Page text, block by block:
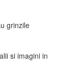
grinzile
si imagini in